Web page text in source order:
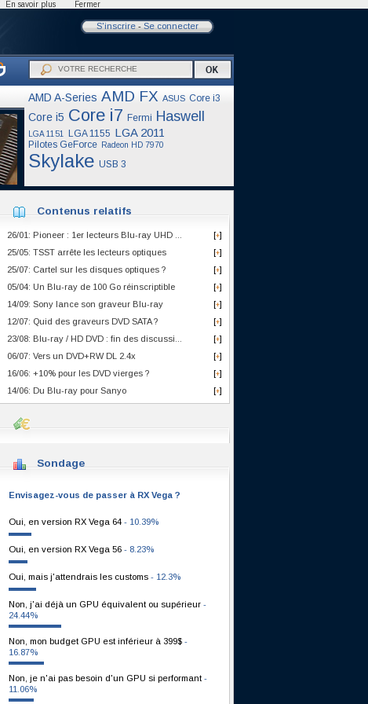
S'inscrire- Se connecter
AMD A-Series AMD FX ASUS Core i3
Core i5 Core i7 Fermi Haswell
LGA 1151 LGA 1155 LGA 2011
Pilotes GeForce Radeon HD 7970
Skylake USB 3
Contenus relatifs
[+]
26/01: Pioneer : 1er lecteurs Blu-ray UHD ...
[+]
25/05: TSST arrête les lecteurs optiques
[+]
25/07: Cartel sur les disques optiques ?
[+]
05/04: Un Blu-ray de 100 Go réinscriptible
[+]
14/09: Sony lance son graveur Blu-ray
[+]
12/07: Quid des graveurs DVD SATA ?
[+]
23/08: Blu-ray / HD DVD : fin des discussi...
[+]
06/07: Vers un DVD+RW DL 2.4x
[+]
16/06: +10% pour les DVD vierges ?
[+]
14/06: Du Blu-ray pour Sanyo
Sondage
Envisagez-vous de passer à RX Vega ?
Oui, en version RX Vega 64 - 10.39%
Oui, en version RX Vega 56 - 8.23%
Oui, mais j'attendrais les customs - 12.3%
Non, j'ai déjà un GPU équivalent ou supérieur -
24.44%
Non, mon budget GPU est inférieur à 399$ -
16.87%
Non, je n'ai pas besoin d'un GPU si performant -
11.06%
En savoir plus Fermer